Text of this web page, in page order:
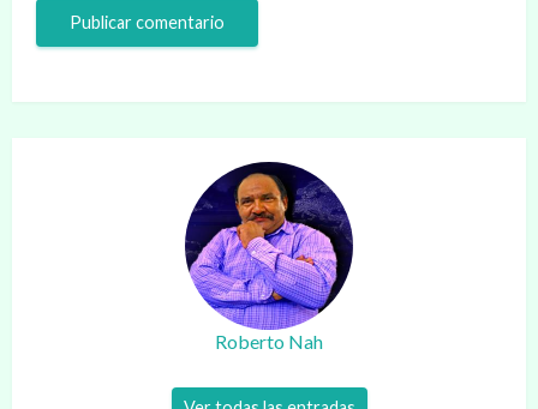
Roberto Nah